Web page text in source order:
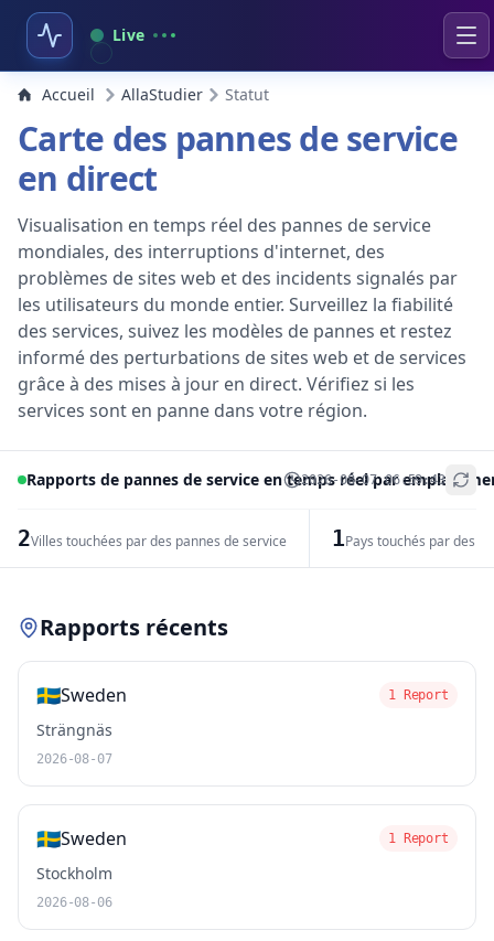
Live
Accueil AllaStudier Statut
Carte des pannes de service
en direct
Visualisation en temps réel des pannes de service
mondiales, des interruptions d'internet, des
problèmes de sites web et des incidents signalés par
les utilisateurs du monde entier. Surveillez la fiabilité
des services, suivez les modèles de pannes et restez
informé des perturbations de sites web et de services
grâce à des mises à jour en direct. Vérifiez si les
services sont en panne dans votre région.
Rapports de pannes de service en temps réel par
2026-08-07 06:59:43
2Villes touchées par des pannes de service 1Pays touchés par des
+
Rapports récents
🇸🇪Sweden 1 Report
Strängnäs
2026-08-07
🇸🇪Sweden 1 Report
Stockholm
2026-08-06